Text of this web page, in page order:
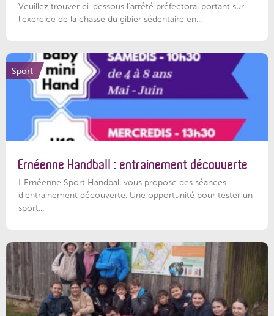
Veuillez trouver ci-dessous l'arrêté préfectoral portant sur
l'exercice de la chasse du gibier sédentaire en...
Sport
Ernéenne Handball : entrainement découverte
L'Ernéenne Sport Handball vous propose des séances
d'entrainement découverte. Une opportunité pour tester un
sport...